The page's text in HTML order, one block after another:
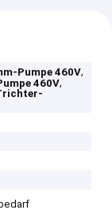
Pumpe 460V,
460V,